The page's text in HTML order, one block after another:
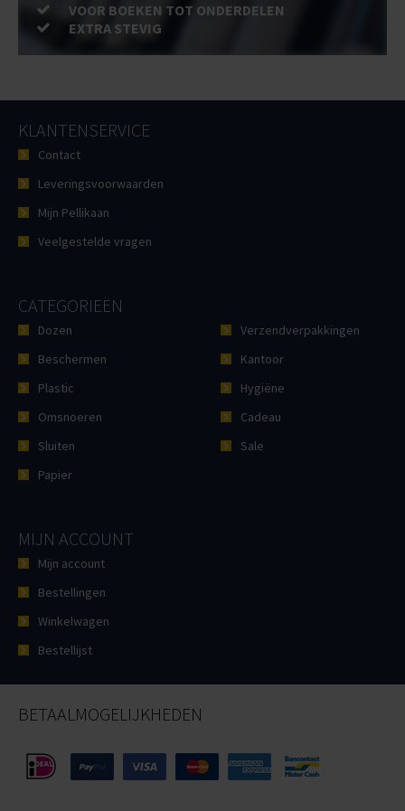
VOOR BOEKEN TOT ONDERDELEN
EXTRA STEVIG
KLANTENSERVICE
Contact
Leveringsvoorwaarden
Mijn Pellikaan
Veelgestelde vragen
CATEGORIEËN
Dozen
Beschermen
Plastic
Omsnoeren
Sluiten
Papier
Verzendverpakkingen
Kantoor
Hygiëne
Cadeau
Sale
MIJN ACCOUNT
Mijn account
Bestellingen
Winkelwagen
Bestellijst
BETAALMOGELIJKHEDEN